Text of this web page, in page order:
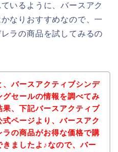
いるように、バースアク
なりおすすめなので、一
ラの商品を試してみるの
、バースアクティブシンデ
グセールの情報を調べてみ
果、下記バースアクティブ
式ページより、バースアク
ラの商品がお得な価格で購
きましたよ♪なので、バー